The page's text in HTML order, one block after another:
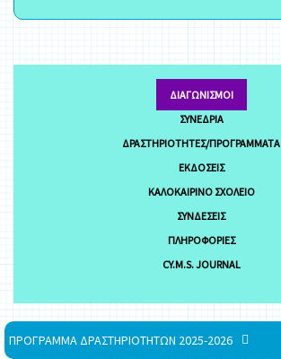
ΔΙΑΓΩΝΙΣΜΟΊ
ΣΥΝΈΔΡΙΑ
ΔΡΑΣΤΗΡΙΌΤΗΤΕΣ/ΠΡΟΓΡΆΜΜΑΤΑ
ΕΚΔΌΣΕΙΣ
ΚΑΛΟΚΑΙΡΙΝΌ ΣΧΟΛΕΊΟ
ΣΥΝΔΈΣΕΙΣ
ΠΛΗΡΟΦΟΡΊΕΣ
CY.M.S. JOURNAL
ΠΡΟΓΡΑΜΜΑ ΔΡΑΣΤΗΡΙΟΤΗΤΩΝ 2025-2026